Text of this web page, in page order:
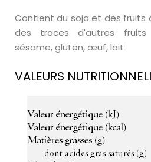
Contient du soja et des fruits
des traces d'autres fruits
sésame, gluten, œuf, lait
VALEURS